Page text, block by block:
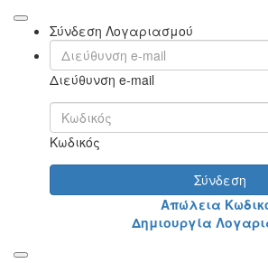
Σύνδεση Λογαριασμού
Διεύθυνση e-mail
Κωδικός
Σύνδεση
Απώλεια
Δημιουργία